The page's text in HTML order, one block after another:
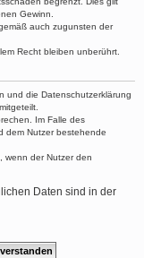
Gewinn.
auch zugunsten der
Recht bleiben unberührt.
und die Datenschutzerklärung
Im Falle des
dem Nutzer bestehende
wenn der Nutzer den
Daten sind in der